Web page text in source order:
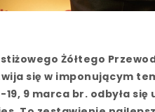
Żółtego
się w imponującym
19, 9 marca br. odbyła